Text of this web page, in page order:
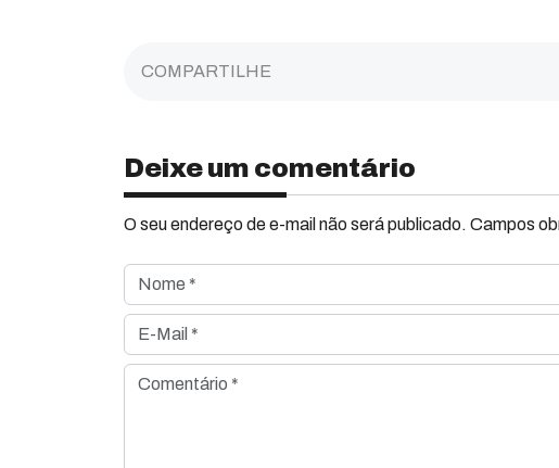
COMPARTILHE
Deixe um comentário
O seu endereço de e-mail não será publicado. Campos
Nome *
E-Mail *
Comentário *